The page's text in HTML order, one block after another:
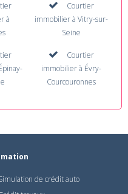
à
Courtier
immobilier à Vitry-sur-
Seine
Courtier
immobilier à Évry-
Courcouronnes
de crédit auto